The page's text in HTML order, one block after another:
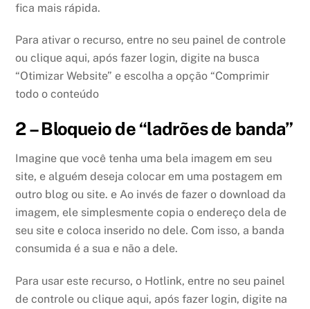
fica mais rápida.
Para ativar o recurso, entre no seu painel de controle
ou clique aqui, após fazer login, digite na busca
“Otimizar Website” e escolha a opção “Comprimir
todo o conteúdo
2 – Bloqueio de “ladrões de banda”
Imagine que você tenha uma bela imagem em seu
site, e alguém deseja colocar em uma postagem em
outro blog ou site. e Ao invés de fazer o download da
imagem, ele simplesmente copia o endereço dela de
seu site e coloca inserido no dele. Com isso, a banda
consumida é a sua e não a dele.
Para usar este recurso, o Hotlink, entre no seu painel
de controle ou clique aqui, após fazer login, digite na